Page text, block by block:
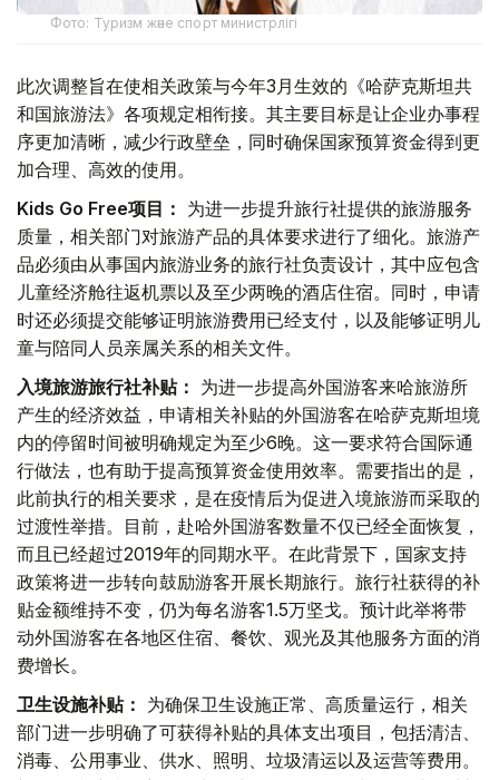
Фото: Туризм және спорт министрлігі
此次调整旨在使相关政策与今年3月生效的《哈萨克斯坦共
和国旅游法》各项规定相衔接。其主要目标是让企业办事程
序更加清晰，减少行政壁垒，同时确保国家预算资金得到更
加合理、高效的使用。
Kids Go Free项目： 为进一步提升旅行社提供的旅游服务
质量，相关部门对旅游产品的具体要求进行了细化。旅游产
品必须由从事国内旅游业务的旅行社负责设计，其中应包含
儿童经济舱往返机票以及至少两晚的酒店住宿。同时，申请
时还必须提交能够证明旅游费用已经支付，以及能够证明儿
童与陪同人员亲属关系的相关文件。
入境旅游旅行社补贴： 为进一步提高外国游客来哈旅游所
产生的经济效益，申请相关补贴的外国游客在哈萨克斯坦境
内的停留时间被明确规定为至少6晚。这一要求符合国际通
行做法，也有助于提高预算资金使用效率。需要指出的是，
此前执行的相关要求，是在疫情后为促进入境旅游而采取的
过渡性举措。目前，赴哈外国游客数量不仅已经全面恢复，
而且已经超过2019年的同期水平。在此背景下，国家支持
政策将进一步转向鼓励游客开展长期旅行。旅行社获得的补
贴金额维持不变，仍为每名游客1.5万坚戈。预计此举将带
动外国游客在各地区住宿、餐饮、观光及其他服务方面的消
费增长。
卫生设施补贴： 为确保卫生设施正常、高质量运行，相关
部门进一步明确了可获得补贴的具体支出项目，包括清洁、
消毒、公用事业、供水、照明、垃圾清运以及运营等费用。